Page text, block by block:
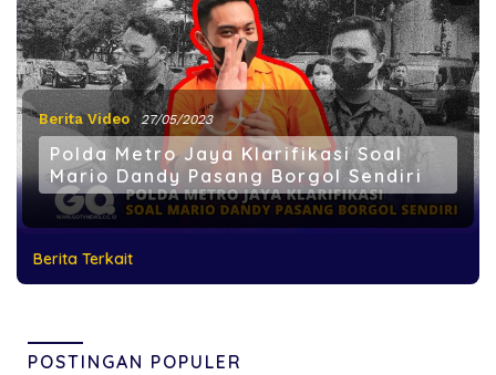
Berita Video 27/05/2023
Polda Metro Jaya Klarifikasi Soal
Mario Dandy Pasang Borgol Sendiri
Berita Terkait
POSTINGAN POPULER